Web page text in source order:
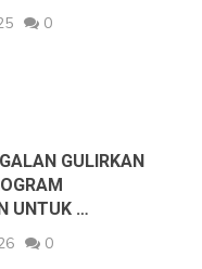
0
GULIRKAN
UNTUK …
0